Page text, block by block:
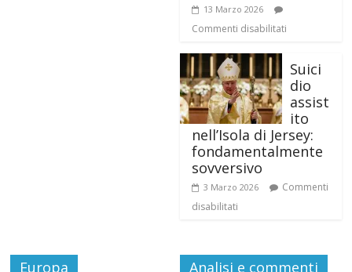
13 Marzo 2026
Commenti disabilitati
Suici
dio
assist
ito
nell’Isola di Jersey:
fondamentalmente
sovversivo
3 Marzo 2026
Commenti
disabilitati
Europa Analisi e commenti